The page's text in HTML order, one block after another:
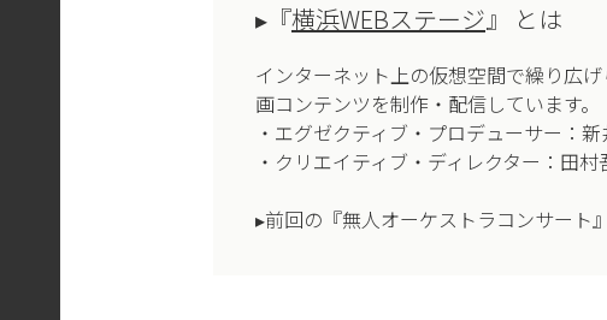
▸『横浜WEBステージ』 とは
インターネット上の仮想空間で繰り広
画コンテンツを制作・配信しています。
・エグゼクティブ・プロデューサー：
・クリエイティブ・ディレクター：田村
▸前回の『無人オーケストラコンサート